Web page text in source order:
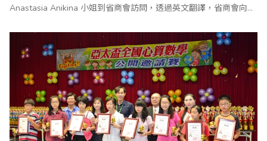
Anastasia Anikina 小姐到省商會訪問，透過英文翻譯，省商會向她